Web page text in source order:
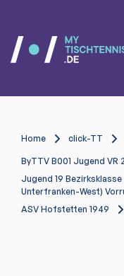
Home click-TT
ByTTV B001 Jugend VR
Jugend 19
Unterfranken-West)
ASV Hofstetten 1949